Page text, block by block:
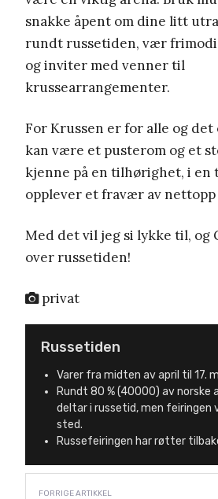
snakke åpent om dine litt
rundt russetiden, vær
og inviter med venner til
krussearrangementer.
For Krussen er for alle og
kan være et pusterom og et
kjenne på en tilhørighet, i en
opplever et fravær av nettopp
Med det vil jeg si lykke til, og
over russetiden!
privat
Russetiden
Varer fra midten av april til 17.
Rundt 80 % (40000) av norske
deltar i russetid, men feiringen
sted.
Russefeiringen har røtter